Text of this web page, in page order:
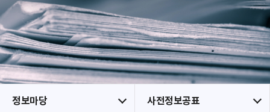
정보마당 사전정보공표